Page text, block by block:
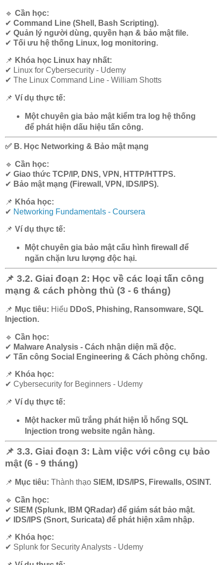
🔹 Cần học:
✔ Command Line (Shell, Bash Scripting).
✔ Quản lý người dùng, quyền hạn & bảo mật file.
✔ Tối ưu hệ thống Linux, log monitoring.
📌 Khóa học Linux hay nhất:
✔ Linux for Cybersecurity - Udemy
✔ The Linux Command Line - William Shotts
📌 Ví dụ thực tế:
Một chuyên gia bảo mật kiểm tra log hệ thống
để phát hiện dấu hiệu tấn công.
✅ B. Học Networking & Bảo mật mạng
🔹 Cần học:
✔ Giao thức TCP/IP, DNS, VPN, HTTP/HTTPS.
✔ Bảo mật mạng (Firewall, VPN, IDS/IPS).
📌 Khóa học:
✔ Networking Fundamentals - Coursera
📌 Ví dụ thực tế:
Một chuyên gia bảo mật cấu hình firewall để
ngăn chặn lưu lượng độc hại.
📌 3.2. Giai đoạn 2: Học về các loại tấn công
mạng & cách phòng thủ (3 - 6 tháng)
📌 Mục tiêu: Hiểu DDoS, Phishing, Ransomware, SQL
Injection.
🔹 Cần học:
✔ Malware Analysis - Cách nhận diện mã độc.
✔ Tấn công Social Engineering & Cách phòng chống.
📌 Khóa học:
✔ Cybersecurity for Beginners - Udemy
📌 Ví dụ thực tế:
Một hacker mũ trắng phát hiện lỗ hổng SQL
Injection trong website ngân hàng.
📌 3.3. Giai đoạn 3: Làm việc với công cụ bảo
mật (6 - 9 tháng)
📌 Mục tiêu: Thành thạo SIEM, IDS/IPS, Firewalls, OSINT.
🔹 Cần học:
✔ SIEM (Splunk, IBM QRadar) để giám sát bảo mật.
✔
IDS/IPS (Snort, Suricata) để phát hiện xâm nhập.
📌 Khóa học:
✔ Splunk for Security Analysts - Udemy